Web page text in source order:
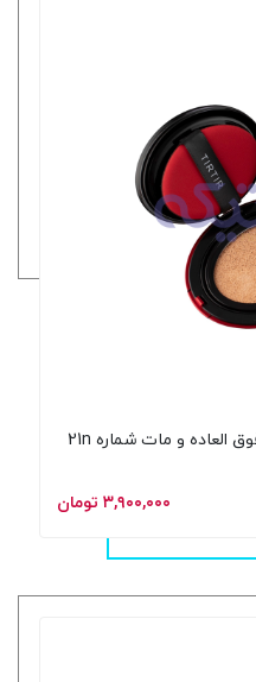
کوشن تیرتیر tirtir پوشانندگی فوق العاده و مات شماره 21n
۳,۹۰۰,۰۰۰ تومان